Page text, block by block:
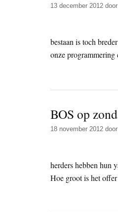
13 december 2012 door
bestaan is toch
onze programmering
BOS op
18 november 2012 door
herders hebben hun
Hoe groot is het